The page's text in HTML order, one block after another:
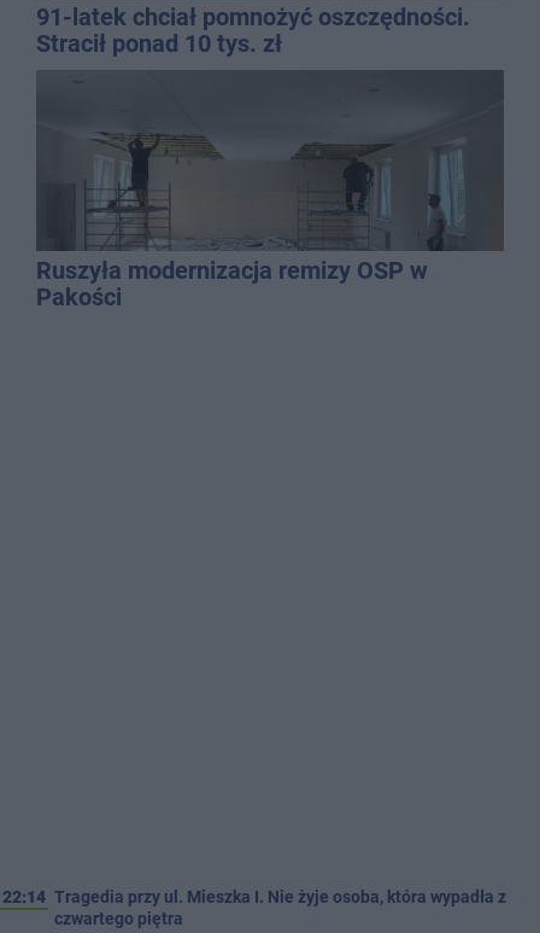
91-latek chciał pomnożyć oszczędności.
Stracił ponad 10 tys. zł
Ruszyła modernizacja remizy OSP w
Pakości
22:14 Tragedia przy ul. Mieszka I. Nie żyje osoba, która wypadła z
czwartego piętra